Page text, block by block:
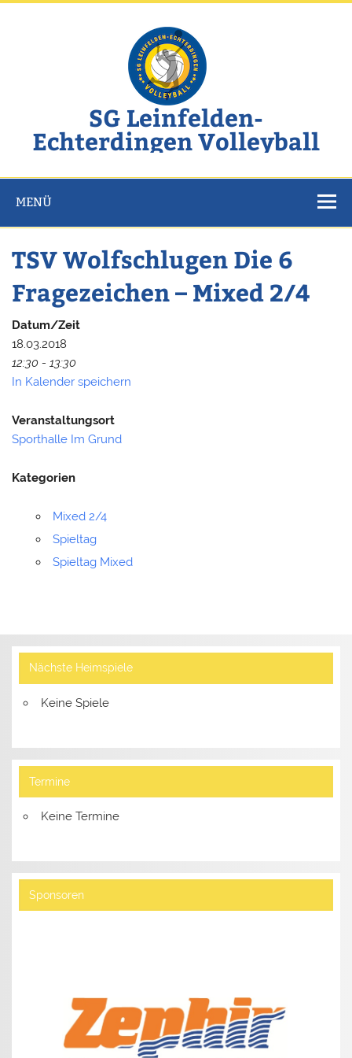
Zum
SG Leinfelden-
Echterdingen Volleyball
MENÜ
TSV Wolfschlugen Die 6
Fragezeichen – Mixed 2/4
Datum/Zeit
18.03.2018
12:30 - 13:30
In Kalender speichern
Veranstaltungsort
Sporthalle Im Grund
Kategorien
Mixed 2/4
Spieltag
Spieltag Mixed
Nächste Heimspiele
Keine Spiele
Termine
Keine Termine
Sponsoren